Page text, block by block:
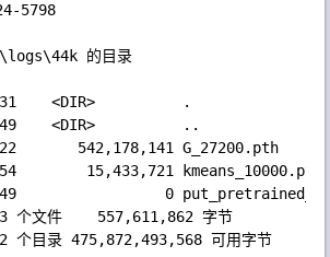
5798
的目录
<DIR>          .
<DIR>          ..
542,178,141 G_27200.pth
15,433,721 kmeans_10000.pt
0
个文件    557,611,862 字节
个目录 475,872,493,568 可用字节